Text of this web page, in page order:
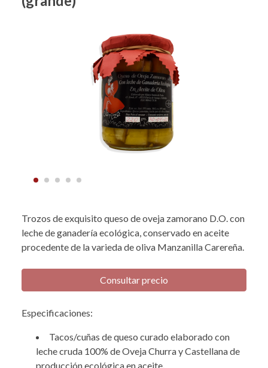
Trozos de exquisito queso de oveja zamorano D.O. con
leche de ganadería ecológica, conservado en aceite
procedente de la varieda de oliva Manzanilla Carereña.
Consultar precio
Especificaciones:
Tacos/cuñas de queso curado elaborado con
leche cruda 100% de Oveja Churra y Castellana de
producción ecológica en aceite.